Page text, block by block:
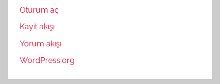
Oturum aç
Kayıt akışı
Yorum akışı
WordPress.org